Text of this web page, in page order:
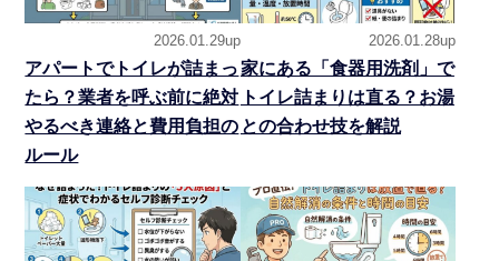
2026.01.29up
アパートでトイレが詰まっ
たら？業者を呼ぶ前に絶対
やるべき連絡と費用負担の
ルール
2026.01.28up
家にある「食器用洗剤」で
トイレ詰まりは直る？お湯
との合わせ技を解説